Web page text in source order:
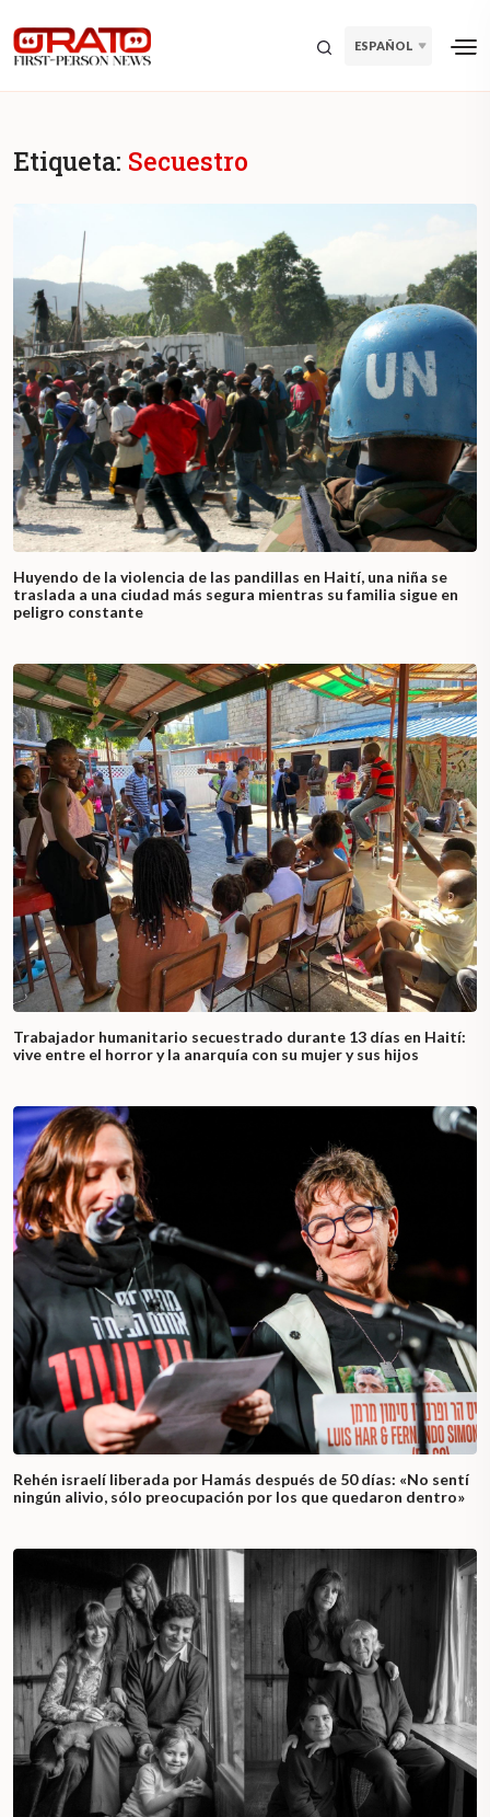
ESPAÑOL
Etiqueta: Secuestro
Huyendo de la violencia de las pandillas en Haití, una niña se
traslada a una ciudad más segura mientras su familia sigue en
peligro constante
Trabajador humanitario secuestrado durante 13 días en Haití:
vive entre el horror y la anarquía con su mujer y sus hijos
Rehén israelí liberada por Hamás después de 50 días: «No sentí
ningún alivio, sólo preocupación por los que quedaron dentro»